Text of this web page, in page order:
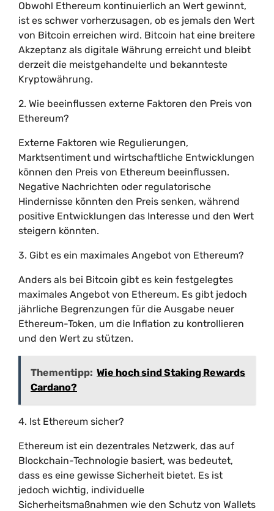
Obwohl Ethereum kontinuierlich an Wert gewinnt,
ist es schwer vorherzusagen, ob es jemals den Wert
von Bitcoin erreichen wird. Bitcoin hat eine breitere
Akzeptanz als digitale Währung erreicht und bleibt
derzeit die meistgehandelte und bekannteste
Kryptowährung.
2. Wie beeinflussen externe Faktoren den Preis von
Ethereum?
Externe Faktoren wie Regulierungen,
Marktsentiment und wirtschaftliche Entwicklungen
können den Preis von Ethereum beeinflussen.
Negative Nachrichten oder regulatorische
Hindernisse könnten den Preis senken, während
positive Entwicklungen das Interesse und den Wert
steigern könnten.
3. Gibt es ein maximales Angebot von Ethereum?
Anders als bei Bitcoin gibt es kein festgelegtes
maximales Angebot von Ethereum. Es gibt jedoch
jährliche Begrenzungen für die Ausgabe neuer
Ethereum-Token, um die Inflation zu kontrollieren
und den Wert zu stützen.
Thementipp: Wie hoch sind Staking Rewards
Cardano?
4. Ist Ethereum sicher?
Ethereum ist ein dezentrales Netzwerk, das auf
Blockchain-Technologie basiert, was bedeutet,
dass es eine gewisse Sicherheit bietet. Es ist
jedoch wichtig, individuelle
Sicherheitsmaßnahmen wie den Schutz von Wallets